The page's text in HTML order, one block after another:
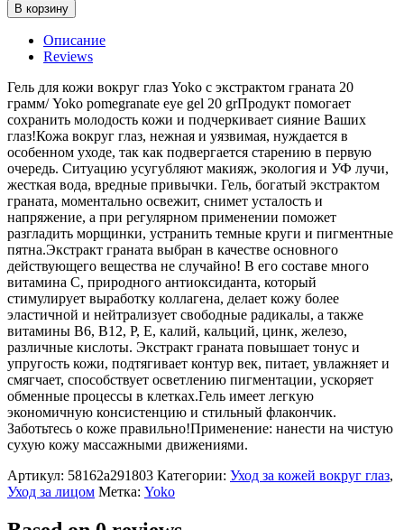
В корзину
Описание
Reviews
Гель для кожи вокруг глаз Yoko с экстрактом граната 20
грамм/ Yoko pomegranate eye gel 20 grПродукт помогает
сохранить молодость кожи и подчеркивает сияние Ваших
глаз!Кожа вокруг глаз, нежная и уязвимая, нуждается в
особенном уходе, так как подвергается старению в первую
очередь. Ситуацию усугубляют макияж, экология и УФ лучи,
жесткая вода, вредные привычки. Гель, богатый экстрактом
граната, моментально освежит, снимет усталость и
напряжение, а при регулярном применении поможет
разгладить морщинки, устранить темные круги и пигментные
пятна.Экстракт граната выбран в качестве основного
действующего вещества не случайно! В его составе много
витамина С, природного антиоксиданта, который
стимулирует выработку коллагена, делает кожу более
эластичной и нейтрализует свободные радикалы, а также
витамины В6, В12, Р, Е, калий, кальций, цинк, железо,
различные кислоты. Экстракт граната повышает тонус и
упругость кожи, подтягивает контур век, питает, увлажняет и
смягчает, способствует осветлению пигментации, ускоряет
обменные процессы в клетках.Гель имеет легкую
экономичную консистенцию и стильный флакончик.
Заботьтесь о коже правильно!Применение: нанести на чистую
сухую кожу массажными движениями.
Артикул: 58162a291803 Категории: Уход за кожей вокруг глаз,
Уход за лицом Метка: Yoko